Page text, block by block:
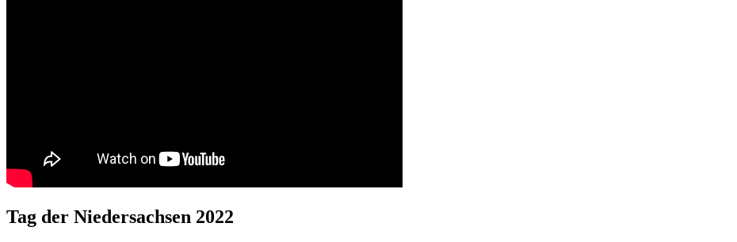
Tag der Niedersachsen 2022